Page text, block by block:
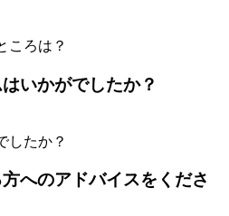
ころは？
いかがでしたか？
したか？
へのアドバイスをくださ